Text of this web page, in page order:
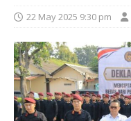
22 May 2025 9:30 pm